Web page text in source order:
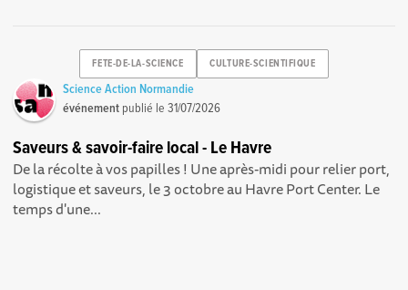
FETE-DE-LA-SCIENCE CULTURE-SCIENTIFIQUE
Science Action Normandie
événement publié le31/07/2026
Saveurs & savoir-faire local - Le Havre
De la récolte à vos papilles ! Une après-midi pour relier port,
logistique et saveurs, le 3 octobre au Havre Port Center. Le
temps d'une...